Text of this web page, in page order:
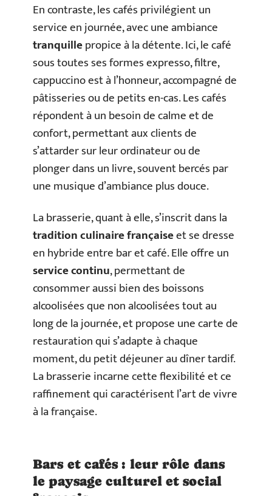
En contraste, les cafés privilégient un
service en journée, avec une ambiance
tranquillepropice à la détente. Ici, le café
sous toutes ses formes expresso, filtre,
cappuccino est à l’honneur, accompagné de
pâtisseries ou de petits en-cas. Les cafés
répondent à un besoin de calme et de
confort, permettant aux clients de
s’attarder sur leur ordinateur ou de
plonger dans un livre, souvent bercés par
une musique d’ambiance plus douce.
La brasserie, quant à elle, s’inscrit dans la
tradition culinaire françaiseet se dresse
en hybride entre bar et café. Elle offre un
service continu, permettant de
consommer aussi bien des boissons
alcoolisées que non alcoolisées tout au
long de la journée, et propose une carte de
restauration qui s’adapte à chaque
moment, du petit déjeuner au dîner tardif.
La brasserie incarne cette flexibilité et ce
raffinement qui caractérisent l’art de vivre
à la française.
Bars et cafés : leur rôle dans
le paysage culturel et social